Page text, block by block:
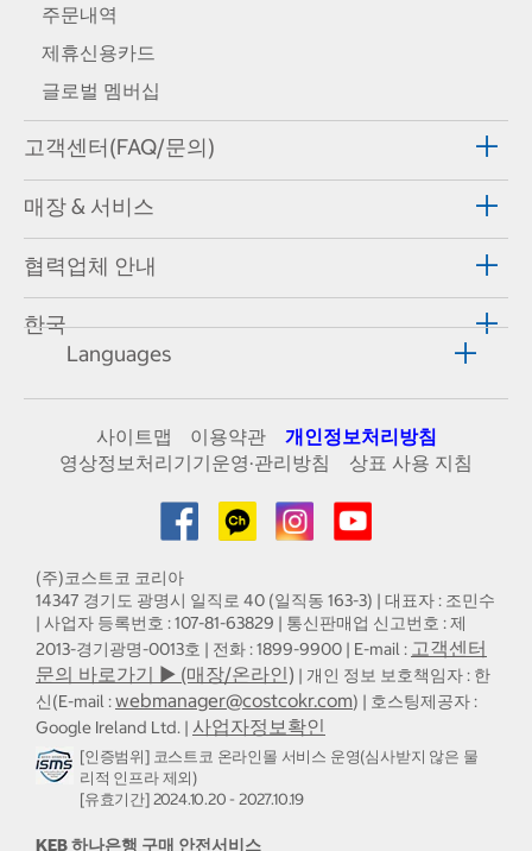
주문내역
제휴신용카드
글로벌 멤버십
고객센터(FAQ/문의)
매장 & 서비스
협력업체 안내
한국
Languages
사이트맵 이용약관
개인정보처리방침
영상정보처리기기운영·관리방침
상표 사용 지침
(주)코스트코 코리아
14347 경기도 광명시 일직로 40 (일직동 163-3) | 대표자 : 조민수
| 사업자 등록번호 : 107-81-63829 | 통신판매업 신고번호 : 제
2013-경기광명-0013호 | 전화 : 1899-9900 | E-mail : 고객센터
문의 바로가기 ▶ (매장/온라인) | 개인 정보 보호책임자 : 한
신(E-mail :webmanager@costcokr.com) | 호스팅제공자 :
Google Ireland Ltd. | 사업자정보확인
[인증범위] 코스트코 온라인몰 서비스 운영(심사받지 않은 물
리적 인프라 제외)
[유효기간] 2024.10.20 - 2027.10.19
KEB 하나은행 구매 안전서비스